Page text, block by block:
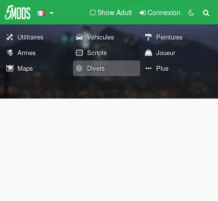
Show Adult Connexion
Utilitaires Véhicules
Peintures
Armes
Scripts
Joueur
Maps
Divers Plus